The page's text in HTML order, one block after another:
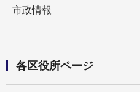
市政情報
各区役所ページ